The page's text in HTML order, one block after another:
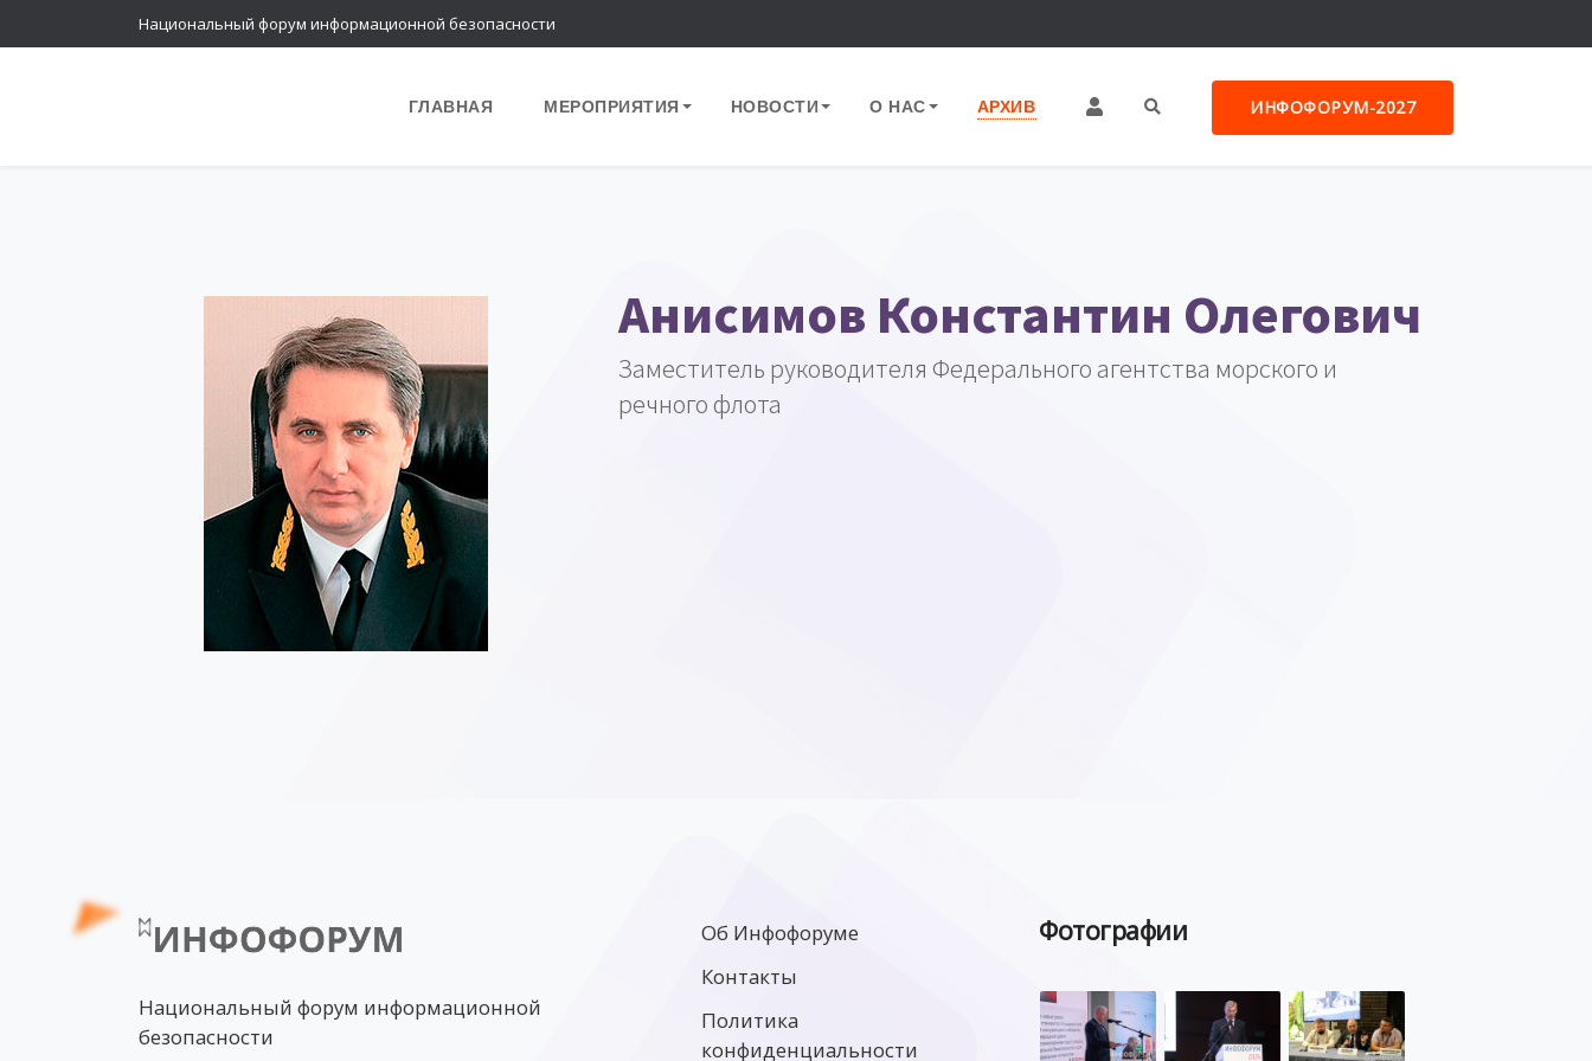
Национальный форум информационной безопасности
ГЛАВНАЯ МЕРОПРИЯТИЯ НОВОСТИ О НАС АРХИВ ИНФОФОРУМ-2027
Анисимов Константин Олегович
Заместитель руководителя Федерального агентства морского и
речного флота
Национальный форум информационной
безопасности
Об Инфофоруме
Контакты
Политика
конфиденциальности
Фотографии